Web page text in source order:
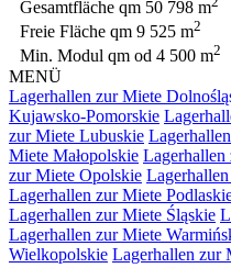
Gesamtfläche qm 50 798 m
Freie Fläche qm 9 525 m2
Min. Modul qm od 4 500 m2
MENÜ
Lagerhallen zur Miete
Kujawsko-Pomorskie
zur Miete Lubuskie
Miete Małopolskie
zur Miete Opolskie
Lagerhallen zur Miete
Lagerhallen zur Miete Śląskie
Lagerhallen zur Miete
Wielkopolskie Lagerhallen zur